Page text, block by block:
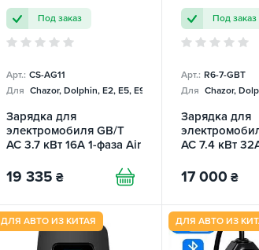
Под заказ
Арт.: CS-AG11
Для Chazor, Dolphin, E2, E5, E9, Mercedes
Зарядка для
электромобиля GB/T
AC 3.7 кВт 16А 1-фаза Air
19 335 ₴
Под заказ
Арт.: R6-7-GBT
Для Chazor,
Зарядка для
AC 7.4 кВт
REDAUTO
17 000 ₴
ДЛЯ АВТО ИЗ КИТАЯ ДЛЯ АВТО ИЗ